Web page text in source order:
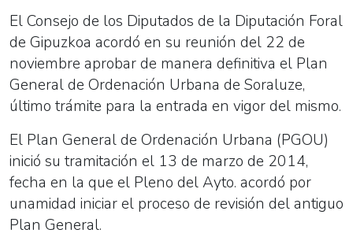
El Consejo de los Diputados de la Diputación Foral
de Gipuzkoa acordó en su reunión del 22 de
noviembre aprobar de manera definitiva el Plan
General de Ordenación Urbana de Soraluze,
último trámite para la entrada en vigor del mismo.
El Plan General de Ordenación Urbana (PGOU)
inició su tramitación el 13 de marzo de 2014,
fecha en la que el Pleno del Ayto. acordó por
unamidad iniciar el proceso de revisión del antiguo
Plan General.